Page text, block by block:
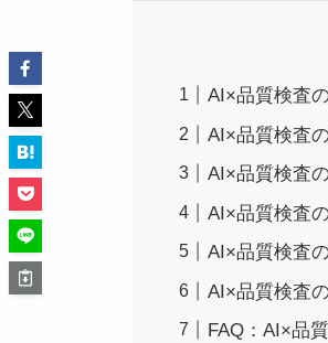
AI×品質検査
AI×品質検査
AI×品質検査
AI×品質検査
AI×品質検査
AI×品質検査
FAQ：AI×品